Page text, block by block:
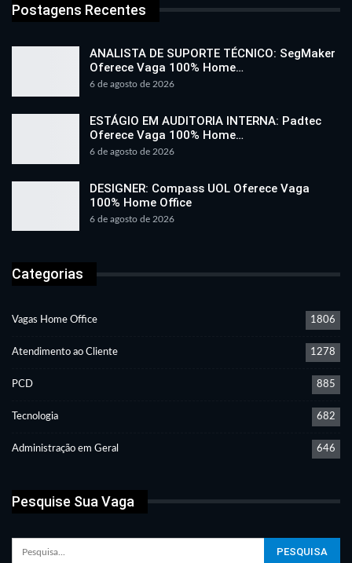
Postagens Recentes
ANALISTA DE SUPORTE TÉCNICO: SegMaker
Oferece Vaga 100% Home…
6 de agosto de 2026
ESTÁGIO EM AUDITORIA INTERNA: Padtec
Oferece Vaga 100% Home…
6 de agosto de 2026
DESIGNER: Compass UOL Oferece Vaga
100% Home Office
6 de agosto de 2026
Categorias
Vagas Home Office 1806
Atendimento ao Cliente 1278
PCD 885
Tecnologia 682
Administração em Geral 646
Pesquise Sua Vaga